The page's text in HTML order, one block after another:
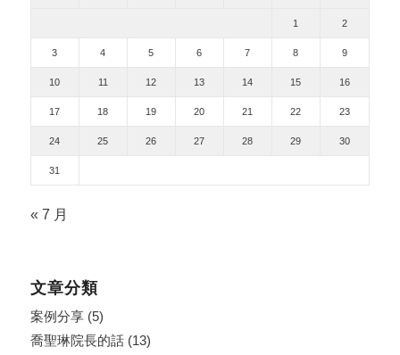
1 2
3 4 5 6 7 8 9
10 11 12 13 14 15 16
17 18 19 20 21 22 23
24 25 26 27 28 29 30
31
« 7 月
文章分類
案例分享(5)
喬聖琳院長的話(13)